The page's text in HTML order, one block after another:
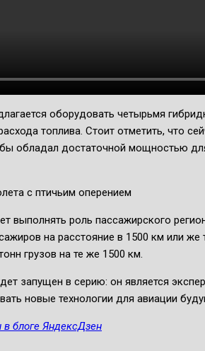
оборудовать четырьмя
топлива. Стоит отметить, что
обладал достаточной мощностью
выполнять роль пассажирского
на расстояние в 1500 км или же
грузов на те же 1500 км.
запущен в серию: он является
новые технологии для авиации
блоге ЯндексДзен